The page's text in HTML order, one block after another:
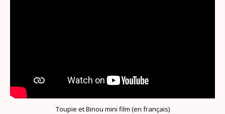
Toupie et Binou mini film (en français)